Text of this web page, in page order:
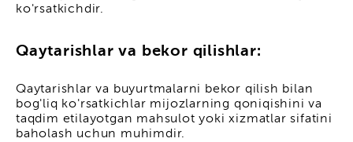
ko'rsatkichdir.
Qaytarishlar va bekor qilishlar:
Qaytarishlar va buyurtmalarni bekor qilish bilan
bog'liq ko'rsatkichlar mijozlarning qoniqishini va
taqdim etilayotgan mahsulot yoki xizmatlar sifatini
baholash uchun muhimdir.